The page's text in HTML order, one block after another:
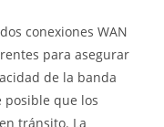
conexiones WAN
para asegurar
de la banda
posible que los
tránsito. La